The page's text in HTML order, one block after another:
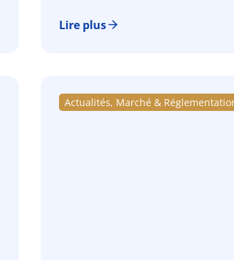
Lire plus
Actualités, Marché &